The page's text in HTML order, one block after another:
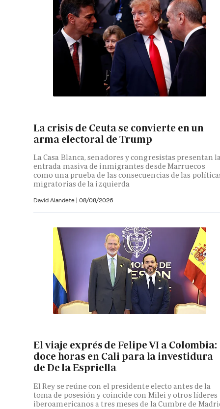
La crisis de Ceuta se convierte en un
arma electoral de Trump
La Casa Blanca, senadores y congresistas presentan
entrada masiva de inmigrantes desde Marruecos
como una prueba de las consecuencias de las
migratorias de la izquierda
David Alandete | 08/08/2026
El viaje exprés de Felipe VI a Colombia:
doce horas en Cali para la investidura
de De la Espriella
El Rey se reúne con el presidente electo antes de la
toma de posesión y coincide con Milei y otros líderes
iberoamericanos a tres meses de la Cumbre de